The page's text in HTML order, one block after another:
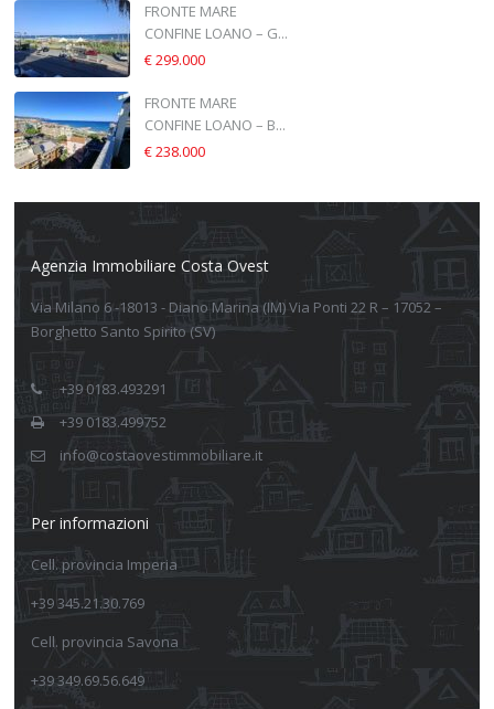
FRONTE MARE
CONFINE LOANO – G...
€ 299.000
FRONTE MARE
CONFINE LOANO – B...
€ 238.000
Agenzia Immobiliare Costa Ovest
Via Milano 6 -18013 - Diano Marina (IM) Via Ponti 22 R – 17052 –
Borghetto Santo Spirito (SV)
+39 0183.493291
+39 0183.499752
info@costaovestimmobiliare.it
Per informazioni
Cell. provincia Imperia
+39 345.21.30.769
Cell. provincia Savona
+39 349.69.56.649